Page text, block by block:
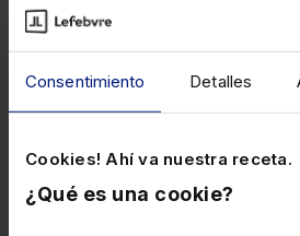
Consentimiento Detalles
Cookies! Ahí va nuestra receta.
¿Qué es una cookie?
Memento Fiscal 2026